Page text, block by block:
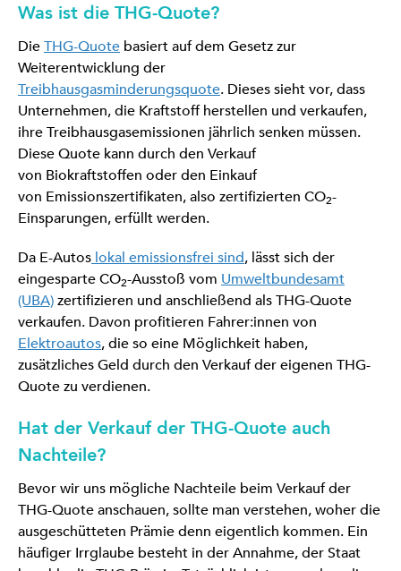
Was ist die THG-Quote?
DieTHG-Quote basiert auf dem Gesetz zur
Weiterentwicklung der
Treibhausgasminderungsquote. Dieses sieht vor, dass
Unternehmen, die Kraftstoff herstellen und verkaufen,
ihre Treibhausgasemissionen jährlich senken müssen.
Diese Quote kann durch den Verkauf
von Biokraftstoffen oder den Einkauf
von Emissionszertifikaten, also zertifizierten CO2-
Einsparungen, erfüllt werden.
Da E-Autos lokal emissionsfrei sind, lässt sich der
eingesparte CO2-Ausstoß vom Umweltbundesamt
(UBA)zertifizieren und anschließend als THG-Quote
verkaufen. Davon profitieren Fahrer:innen von
Elektroautos, die so eine Möglichkeit haben,
zusätzliches Geld durch den Verkauf der eigenen THG-
Quote zu verdienen.
Hat der Verkauf der THG-Quote auch
Nachteile?
Bevor wir uns mögliche Nachteile beim Verkauf der
THG-Quote anschauen, sollte man verstehen, woher die
ausgeschütteten Prämie denn eigentlich kommen. Ein
häufiger Irrglaube besteht in der Annahme, der Staat